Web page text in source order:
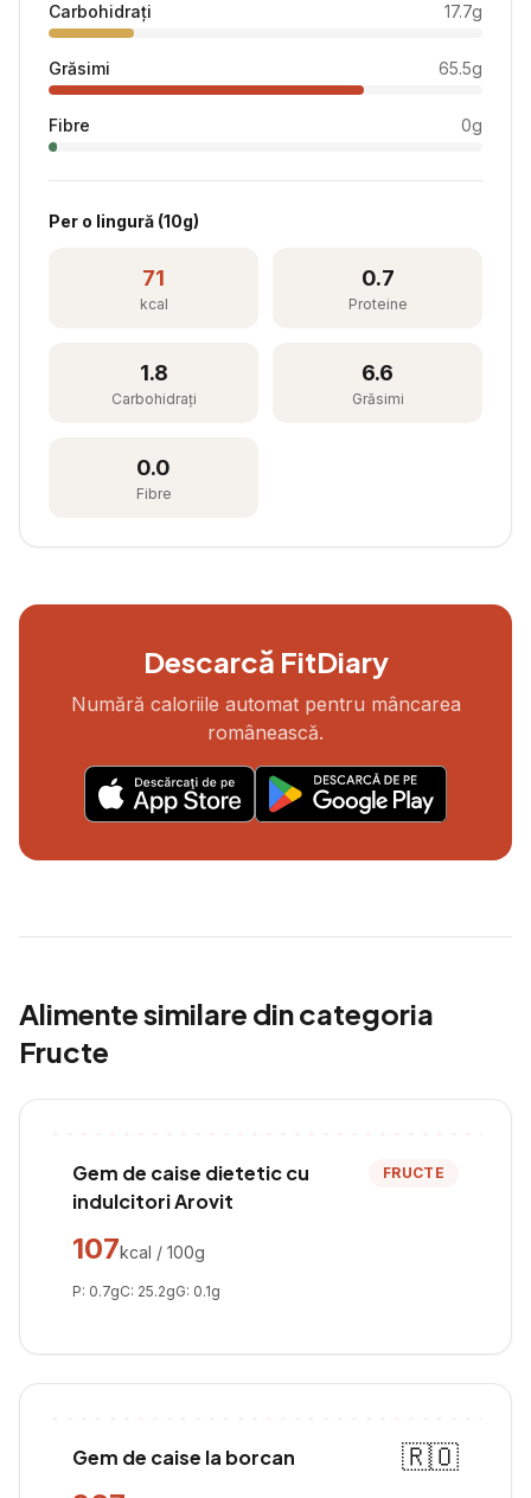
Carbohidrați 17.7g
Grăsimi 65.5g
Fibre 0g
Per o lingură (10g)
71
kcal
0.7
Proteine
1.8
Carbohidrați
6.6
Grăsimi
0.0
Fibre
Descarcă FitDiary
Numără caloriile automat pentru mâncarea
românească.
Alimente similare din categoria
Fructe
Gem de caise dietetic cu
indulcitori Arovit
FRUCTE
107kcal / 100g
P: 0.7gC: 25.2gG: 0.1g
Gem de caise la borcan
🇷🇴